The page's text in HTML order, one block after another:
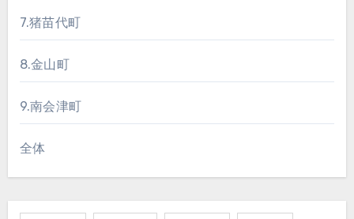
7.猪苗代町
8.金山町
9.南会津町
全体